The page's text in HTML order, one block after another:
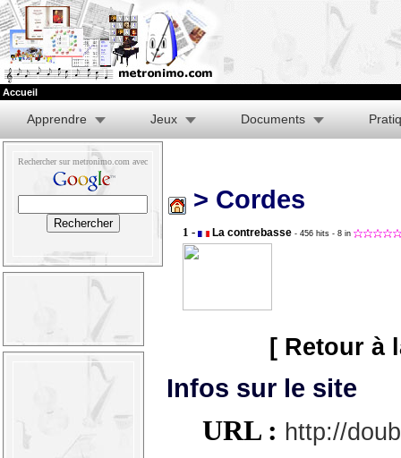
Accueil
Apprendre Jeux Documents
Rechercher sur metronimo.com avec
> Cordes
1 - La contrebasse - 456 hits- 8 in
[ Retour à
Infos sur le site
URL : http://